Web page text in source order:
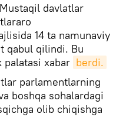
Mustaqil davlatlar
14 ta namunaviy
qabul qilindi. Bu
xabar berdi.
parlamentlarning
boshqa sohalardagi
olib chiqishga